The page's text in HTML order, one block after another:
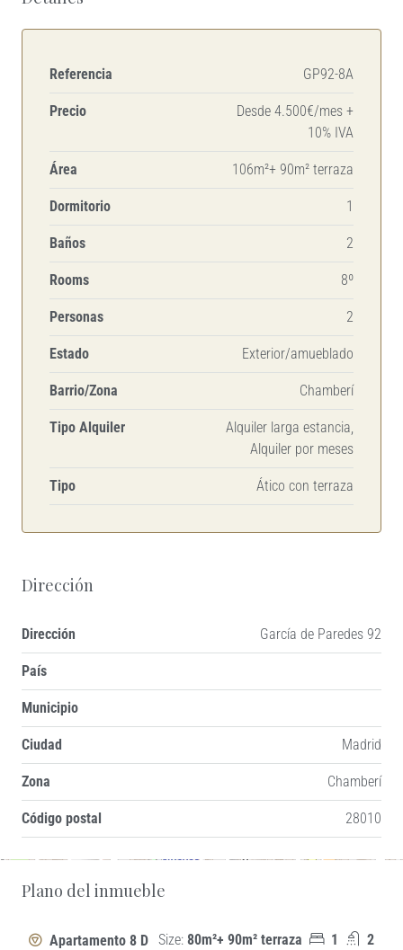
Referencia GP92-8A
Precio
Desde 4.500€/mes +
10% IVA
Área 106m²+ 90m² terraza
Dormitorio 1
Baños 2
Rooms 8º
Personas 2
Estado Exterior/amueblado
Barrio/Zona Chamberí
Tipo Alquiler
Alquiler larga estancia,
Alquiler por meses
Tipo Ático con terraza
Dirección
Dirección García de Paredes 92
País
Municipio
Ciudad Madrid
Zona Chamberí
Código postal 28010
+
Plano del inmueble
Apartamento 8 D Size: 80m²+ 90m² terraza 1 2